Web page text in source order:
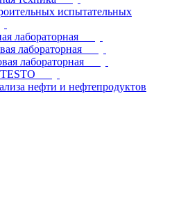
испытательных
лабораторная
лабораторная
лабораторная
нефти и нефтепродуктов